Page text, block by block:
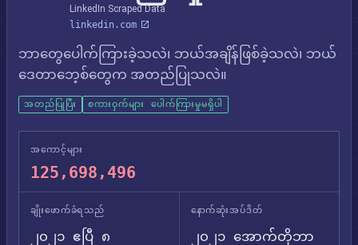
LinkedIn Scraped Data
linkedin.com
ဘာတွေပေါက်ကြားခဲ့သလဲ၊ ဘယ်အချိန်ဖြစ်ခဲ့သလဲ၊ ဘယ်
ဒေတာဘေ့စ်တွေက အတည်ပြုသလဲ။
အတည်ပြုပြီး စကားဝှက်များ ပေါက်ကြားမှုမရှိပါ
အကောင့်များ
125,698,496
ချိုးဖောက်ခံရသည်
၂၀၂၁ ဧပြီ ၈
နောက်ဆုံးအပ်ဒိတ်
၂၀၂၁ အောက်တိုဘာ